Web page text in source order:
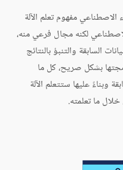
الاصطناعي مفهوم تعلم الآلة
لكنه مجال فرعي منه،
السابقة والتنبؤ بالنتائج
بشكل صريح، كل ما
عليها ستتعلم الآلة
ما تعلمته.